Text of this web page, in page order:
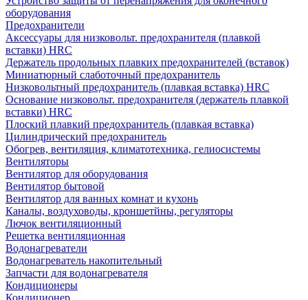
оборудования
Предохранители
Аксессуары для низковольт. предохранителя (плавкой
вставки) HRC
Держатель продольных плавких предохранителей (вставок)
Миниатюрный слаботочный предохранитель
Низковольтный предохранитель (плавкая вставка) HRC
Основание низковольт. предохранителя (держатель плавкой
вставки) HRC
Плоский плавкий предохранитель (плавкая вставка)
Цилиндрический предохранитель
Обогрев, вентиляция, климатотехника, гелиосистемы
Вентиляторы
Вентилятор для оборудования
Вентилятор бытовой
Вентилятор для ванных комнат и кухонь
Каналы, воздуховоды, кроншетйны, регуляторы
Лючок вентиляционный
Решетка вентиляционная
Водонагреватели
Водонагреватель накопительный
Запчасти для водонагревателя
Кондиционеры
Кондиционер